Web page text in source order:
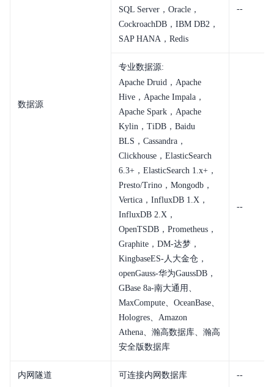
数据源
SQL Server，Oracle，
CockroachDB，IBM DB2，
SAP HANA，Redis
--
专业数据源:
Apache Druid，Apache
Hive，Apache Impala，
Apache Spark，Apache
Kylin，TiDB，Baidu
BLS，Cassandra，
Clickhouse，ElasticSearch
6.3+，ElasticSearch 1.x+，
Presto/Trino，Mongodb，
Vertica，InfluxDB 1.X，
InfluxDB 2.X，
OpenTSDB，Prometheus，
Graphite，DM-达梦，
KingbaseES-人大金仓，
openGauss-华为GaussDB，
GBase 8a-南大通用、
MaxCompute、OceanBase、
Hologres、Amazon
Athena、瀚高数据库、瀚高
安全版数据库
--
内网隧道 可连接内网数据库 --